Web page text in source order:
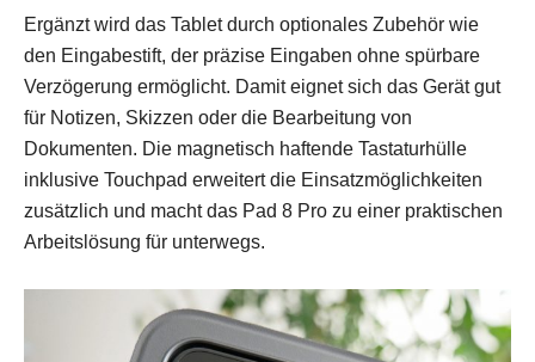
Ergänzt wird das Tablet durch optionales Zubehör wie
den Eingabestift, der präzise Eingaben ohne spürbare
Verzögerung ermöglicht. Damit eignet sich das Gerät gut
für Notizen, Skizzen oder die Bearbeitung von
Dokumenten. Die magnetisch haftende Tastaturhülle
inklusive Touchpad erweitert die Einsatzmöglichkeiten
zusätzlich und macht das Pad 8 Pro zu einer praktischen
Arbeitslösung für unterwegs.